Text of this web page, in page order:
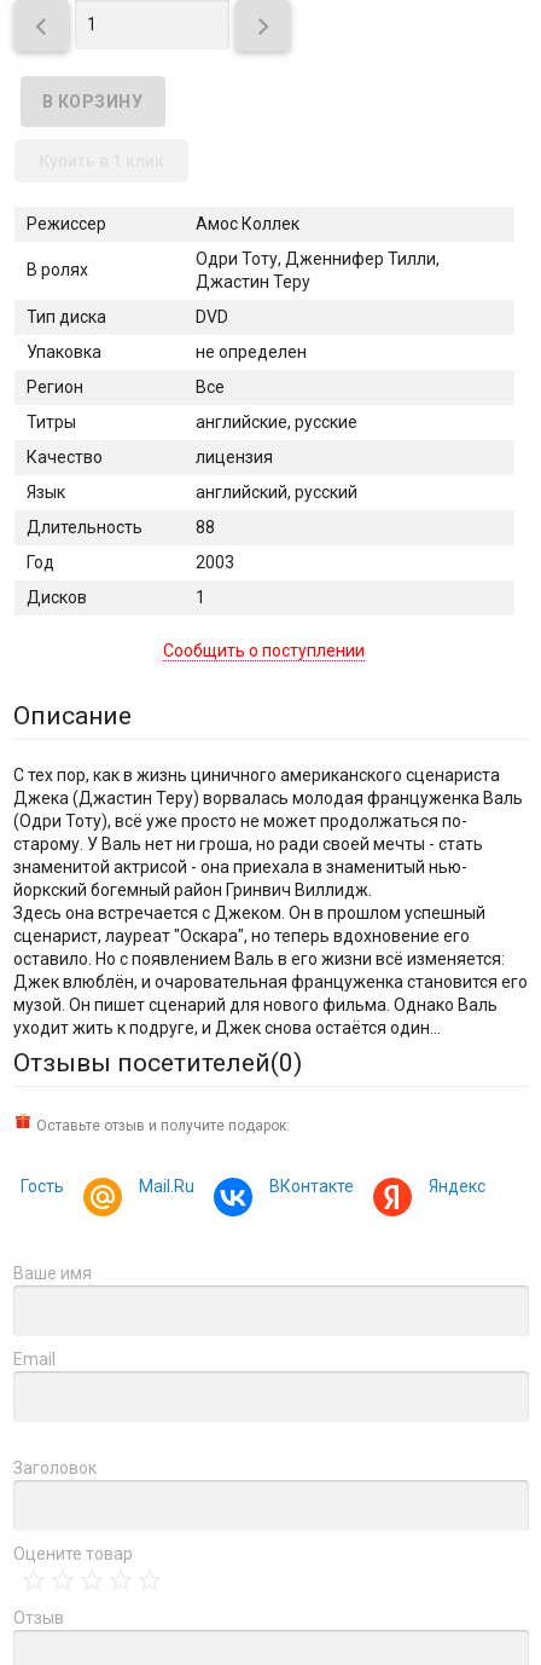
 
Режиссер Амос Коллек
В ролях
Одри Тоту, Дженнифер Тилли,
Джастин Теру
Тип диска
DVD
Упаковка
не определен
Регион
Все
Титры
английские, русские
Качество
лицензия
Язык
английский, русский
Длительность
88
Год
2003
Дисков
1
Сообщить о поступлении
Описание
C тех пор, как в жизнь циничного американского сценариста
Джека (Джастин Теру) ворвалась молодая француженка Валь
(Одри Тоту), всё уже просто не может продолжаться по-
старому. У Валь нет ни гроша, но ради своей мечты - стать
знаменитой актрисой - она приехала в знаменитый нью-
йоркский богемный район Гринвич Виллидж.
Здесь она встречается с Джеком. Он в прошлом успешный
сценарист, лауреат "Оскара", но теперь вдохновение его
оставило. Но с появлением Валь в его жизни всё изменяется:
Джек влюблён, и очаровательная француженка становится его
музой. Он пишет сценарий для нового фильма. Однако Валь
уходит жить к подруге, и Джек снова остаётся один…
Отзывы посетителей(0)
Оставьте отзыв и получите подарок:
Гость Mail.Ru ВКонтакте Яндекс
Ваше имя
Email
Заголовок
Оцените товар
Отзыв